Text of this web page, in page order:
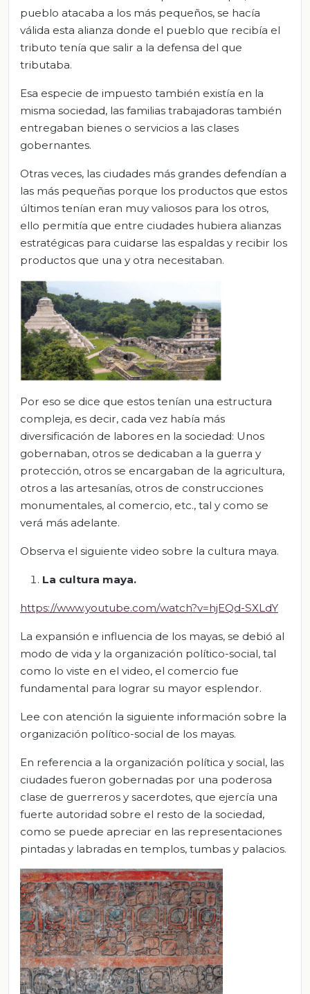
pueblo atacaba a los más pequeños, se hacía
válida esta alianza donde el pueblo que recibía el
tributo tenía que salir a la defensa del que
tributaba.
Esa especie de impuesto también existía en la
misma sociedad, las familias trabajadoras también
entregaban bienes o servicios a las clases
gobernantes.
Otras veces, las ciudades más grandes defendían a
las más pequeñas porque los productos que estos
últimos tenían eran muy valiosos para los otros,
ello permitía que entre ciudades hubiera alianzas
estratégicas para cuidarse las espaldas y recibir los
productos que una y otra necesitaban.
Por eso se dice que estos tenían una estructura
compleja, es decir, cada vez había más
diversificación de labores en la sociedad: Unos
gobernaban, otros se dedicaban a la guerra y
protección, otros se encargaban de la agricultura,
otros a las artesanías, otros de construcciones
monumentales, al comercio, etc., tal y como se
verá más adelante.
Observa el siguiente video sobre la cultura maya.
La cultura maya.
https://www.youtube.com/watch?v=hjEQd-SXLdY
La expansión e influencia de los mayas, se debió al
modo de vida y la organización político-social, tal
como lo viste en el video, el comercio fue
fundamental para lograr su mayor esplendor.
Lee con atención la siguiente información sobre la
organización político-social de los mayas.
En referencia a la organización política y social, las
ciudades fueron gobernadas por una poderosa
clase de guerreros y sacerdotes, que ejercía una
fuerte autoridad sobre el resto de la sociedad,
como se puede apreciar en las representaciones
pintadas y labradas en templos, tumbas y palacios.